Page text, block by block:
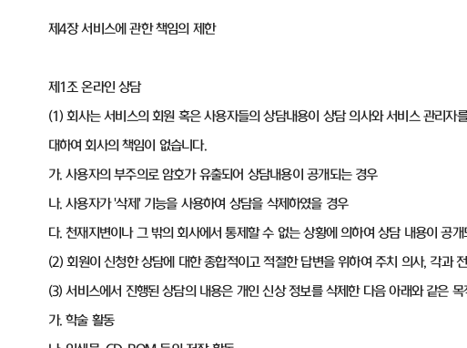
제4장 서비스에 관한 책임의 제한
제1조 온라인 상담
(1) 회사는 서비스의 회원 혹은 사용자들의 상담내용이 상담 의사와 서비스 관리
대하여 회사의 책임이 없습니다.
가. 사용자의 부주의로 암호가 유출되어 상담내용이 공개되는 경우
나. 사용자가 '삭제' 기능을 사용하여 상담을 삭제하였을 경우
다. 천재지변이나 그 밖의 회사에서 통제할 수 없는 상황에 의하여 상담 내용이 공
(2) 회원이 신청한 상담에 대한 종합적이고 적절한 답변을 위하여 주치 의사, 각과
(3) 서비스에서 진행된 상담의 내용은 개인 신상 정보를 삭제한 다음 아래와 같은
가. 학술 활동